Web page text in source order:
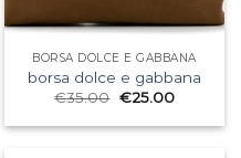
BORSA DOLCE E GABBANA
borsa dolce e gabbana
€35.00 €25.00